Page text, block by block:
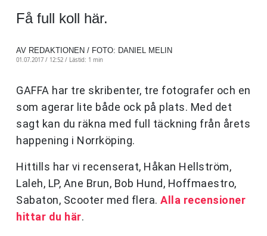
Få full koll här.
AV REDAKTIONEN / FOTO: DANIEL MELIN
01.07.2017 / 12:52 / Lästid: 1 min
GAFFA har tre skribenter, tre fotografer och en
som agerar lite både ock på plats. Med det
sagt kan du räkna med full täckning från årets
happening i Norrköping.
Hittills har vi recenserat, Håkan Hellström,
Laleh, LP, Ane Brun, Bob Hund, Hoffmaestro,
Sabaton, Scooter med flera. Alla recensioner
hittar du här.